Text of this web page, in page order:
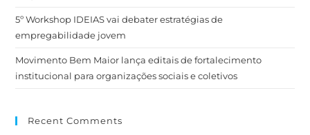
5º Workshop IDEIAS vai debater estratégias de
empregabilidade jovem
Movimento Bem Maior lança editais de fortalecimento
institucional para organizações sociais e coletivos
Recent Comments